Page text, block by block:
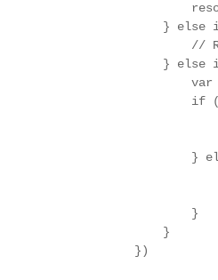
} else
//
} else
if
}
                    }
                }
            })